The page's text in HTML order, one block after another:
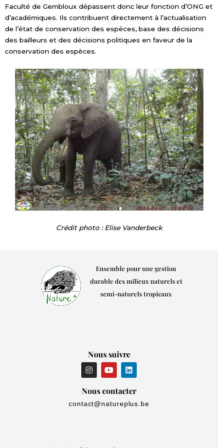
Faculté de Gembloux dépassent donc leur fonction d’ONG et
d’académiques. Ils contribuent directement à l’actualisation
de l’état de conservation des espèces, base des décisions
des bailleurs et des décisions politiques en faveur de la
conservation des espèces.
Crédit photo : Elise Vanderbeck
Ensemble pour une gestion
durable des milieux naturels et
semi-naturels tropicaux
Nous suivre
I
n
s
a
g
Y
o
u
u
b
L
i
n
e
d
Nous contacter
contact@natureplus.be